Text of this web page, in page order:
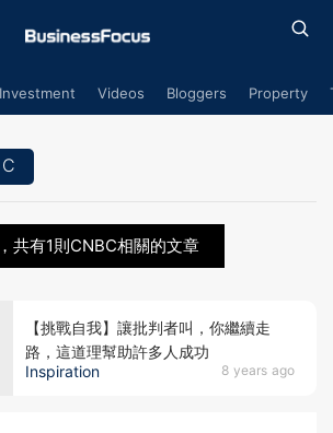
Investment Videos Bloggers Property
共有1則CNBC相關的文章
Inspiration 8 years ago
【挑戰自我】讓批判者叫，你繼續走
路，這道理幫助許多人成功